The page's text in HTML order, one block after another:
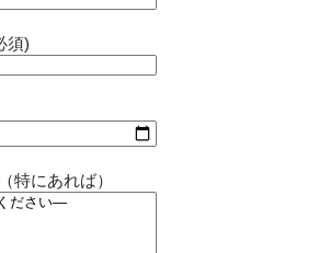
須)
特にあれば）